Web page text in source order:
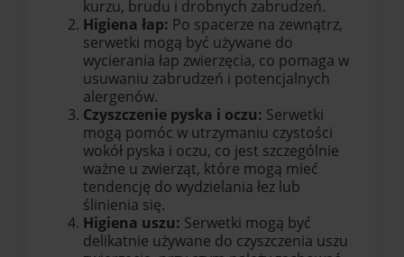
kurzu, brudu i drobnych zabrudzeń.
Higiena łap: Po spacerze na zewnątrz,
serwetki mogą być używane do
wycierania łap zwierzęcia, co pomaga w
usuwaniu zabrudzeń i potencjalnych
alergenów.
Czyszczenie pyska i oczu: Serwetki
mogą pomóc w utrzymaniu czystości
wokół pyska i oczu, co jest szczególnie
ważne u zwierząt, które mogą mieć
tendencję do wydzielania łez lub
ślinienia się.
Higiena uszu: Serwetki mogą być
delikatnie używane do czyszczenia uszu